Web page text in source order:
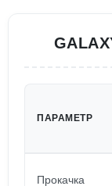
ПАРАМЕТР
Прокачка